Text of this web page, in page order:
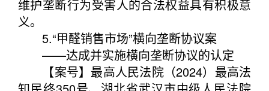
维护垄断行为受害人的合法权益具有积极意
义。
5.“甲醛销售市场”横向垄断协议案
——达成并实施横向垄断协议的认定
【案号】最高人民法院（2024）最高法